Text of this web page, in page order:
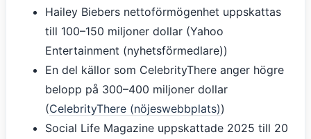
Hailey Biebers nettoförmögenhet uppskattas
till 100–150 miljoner dollar (Yahoo
Entertainment (nyhetsförmedlare))
En del källor som CelebrityThere anger högre
belopp på 300–400 miljoner dollar
(CelebrityThere (nöjeswebbplats))
Social Life Magazine uppskattade 2025 till 20